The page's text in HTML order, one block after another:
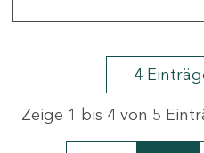
4
Zeige 1 bis 4 von 5